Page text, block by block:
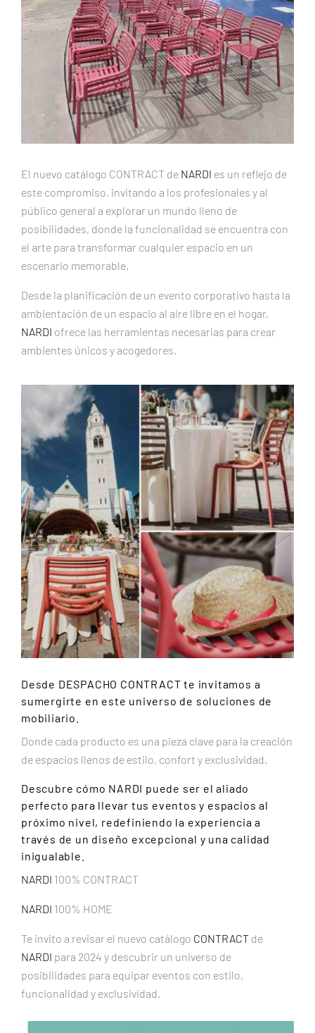
El nuevo catálogo CONTRACT de NARDI es un reflejo de
este compromiso, invitando a los profesionales y al
público general a explorar un mundo lleno de
posibilidades, donde la funcionalidad se encuentra con
el arte para transformar cualquier espacio en un
escenario memorable.
Desde la planificación de un evento corporativo hasta la
ambientación de un espacio al aire libre en el hogar,
NARDI ofrece las herramientas necesarias para crear
ambientes únicos y acogedores.
Desde DESPACHO CONTRACT te invitamos a
sumergirte en este universo de soluciones de
mobiliario.
Donde cada producto es una pieza clave para la creación
de espacios llenos de estilo, confort y exclusividad.
Descubre cómo NARDI puede ser el aliado
perfecto para llevar tus eventos y espacios al
próximo nivel, redefiniendo la experiencia a
través de un diseño excepcional y una calidad
inigualable.
NARDI 100% CONTRACT
NARDI 100% HOME
Te invito a revisar el nuevo catálogo CONTRACT de
NARDI para 2024 y descubrir un universo de
posibilidades para equipar eventos con estilo,
funcionalidad y exclusividad.